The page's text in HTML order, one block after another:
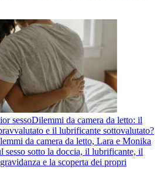
sessoDilemmi da camera da letto: il
e il lubrificante sottovalutato?
da camera da letto, Lara e Monika
sesso sotto la doccia, il lubrificante, il
e la scoperta dei propri